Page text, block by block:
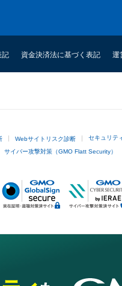
記 資金決済法に基づく表記 運
Webサイトリスク診断 セキュリテ
サイバー攻撃対策（GMO Flatt Security）